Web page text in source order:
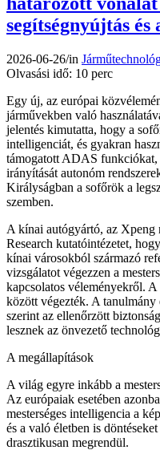
segítségnyújtás
2026-06-26/in
Olvasási idő: 10 perc
Egy új, az európai
járművekben való
jelentés kimutatta, hogy a
intelligenciát, és gyakran
támogatott ADAS funkciókat,
irányítását autonóm
Királyságban a sofőrök a
szemben.
A kínai autógyártó, az
Research kutatóintézetet,
kínai városokból származó
vizsgálatot végezzen a
kapcsolatos véleményekről.
között végezték. A
szerint az ellenőrzött
lesznek az önvezető
A megállapítások
A világ egyre inkább a
Az európaiak esetében
mesterséges intelligencia a
és a való életben is
drasztikusan megrendül.